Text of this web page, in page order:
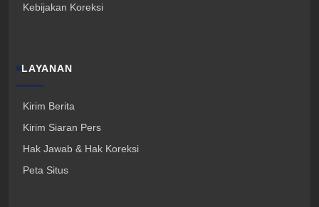
Kebijakan Koreksi
LAYANAN
Kirim Berita
Kirim Siaran Pers
Hak Jawab & Hak Koreksi
Peta Situs